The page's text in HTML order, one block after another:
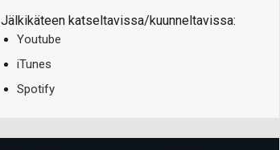
Jälkikäteen katseltavissa/kuunneltavissa:
Youtube
iTunes
Spotify